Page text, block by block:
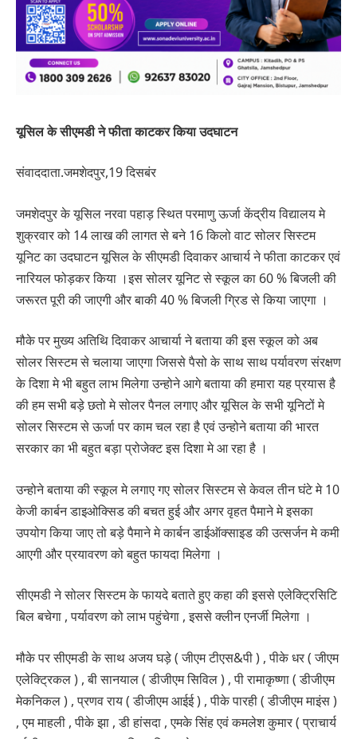
यूसिल के सीएमडी ने फीता काटकर किया उदघाटन
संवाददाता.जमशेदपुर,19 दिसबंर
जमशेदपुर के यूसिल नरवा पहाड़ स्थित परमाणु ऊर्जा केंद्रीय विद्यालय मे
शुक्रवार को 14 लाख की लागत से बने 16 किलो वाट सोलर सिस्टम
यूनिट का उदघाटन यूसिल के सीएमडी दिवाकर आचार्य ने फीता काटकर एवं
नारियल फोड़कर किया ।इस सोलर यूनिट से स्कूल का 60 % बिजली की
जरूरत पूरी की जाएगी और बाकी 40 % बिजली ग्रिड से किया जाएगा ।
मौके पर मुख्य अतिथि दिवाकर आचार्या ने बताया की इस स्कूल को अब
सोलर सिस्टम से चलाया जाएगा जिससे पैसो के साथ साथ पर्यावरण संरक्षण
के दिशा मे भी बहुत लाभ मिलेगा उन्होने आगे बताया की हमारा यह प्रयास है
की हम सभी बड़े छतो मे सोलर पैनल लगाए और यूसिल के सभी यूनिटों मे
सोलर सिस्टम से ऊर्जा पर काम चल रहा है एवं उन्होने बताया की भारत
सरकार का भी बहुत बड़ा प्रोजेक्ट इस दिशा मे आ रहा है ।
उन्होने बताया की स्कूल मे लगाए गए सोलर सिस्टम से केवल तीन घंटे मे 10
केजी कार्बन डाइओक्सिड की बचत हुई और अगर वृहत पैमाने मे इसका
उपयोग किया जाए तो बड़े पैमाने मे कार्बन डाईऑक्साइड की उत्सर्जन मे कमी
आएगी और प्रयावरण को बहुत फायदा मिलेगा ।
सीएमडी ने सोलर सिस्टम के फायदे बताते हुए कहा की इससे एलेक्ट्रिसिटि
बिल बचेगा , पर्यावरण को लाभ पहुंचेगा , इससे क्लीन एनर्जी मिलेगा ।
मौके पर सीएमडी के साथ अजय घड़े ( जीएम टीएस&पी ) , पीके धर ( जीएम
एलेक्ट्रिकल ) , बी सानयाल ( डीजीएम सिविल ) , पी रामाकृष्णा ( डीजीएम
मेकनिकल ) , प्रणव राय ( डीजीएम आईई ) , पीके पारही ( डीजीएम माइंस )
, एम माहली , पीके झा , डी हांसदा , एमके सिंह एवं कमलेश कुमार ( प्राचार्य